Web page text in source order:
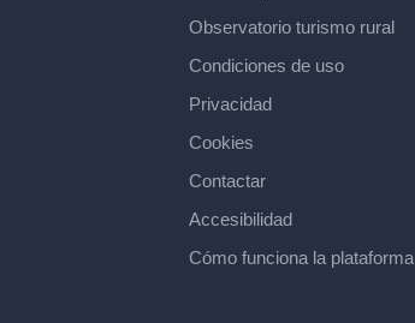
Observatorio turismo rural
Condiciones de uso
Privacidad
Cookies
Contactar
Accesibilidad
Cómo funciona la plataforma